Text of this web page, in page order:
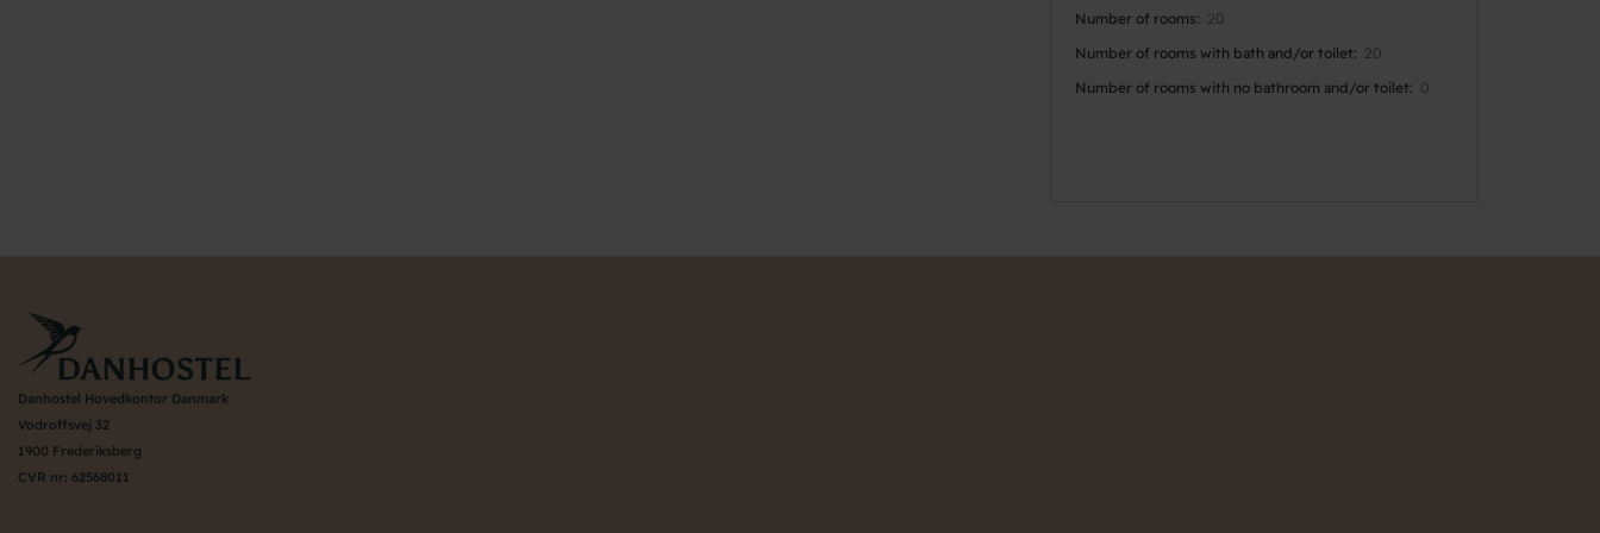
Number of rooms
20
Number of rooms with bath and/or toilet
20
Number of rooms with no bathroom and/or toilet
0
Danhostel Hovedkontor Danmark
Vodroffsvej 32
1900 Frederiksberg
CVR nr: 62568011